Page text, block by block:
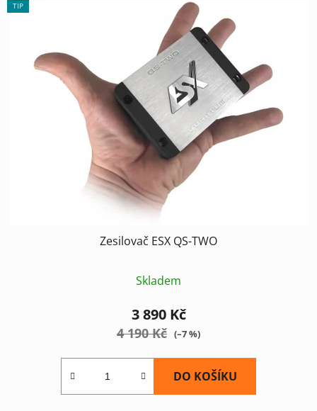
TIP
Zesilovač ESX QS-TWO
Skladem
3 890 Kč
4 190 Kč (–7 %)
DO KOŠÍKU